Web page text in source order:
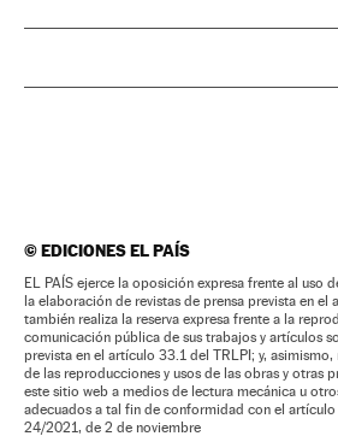
©EDICIONES EL PAÍS
EL PAÍS ejerce la oposición expresa frente al uso
la elaboración de revistas de prensa prevista en el
también realiza la reserva expresa frente a la
comunicación pública de sus trabajos y artículos
prevista en el artículo 33.1 del TRLPI; y, asimismo,
de las reproducciones y usos de las obras y otras
este sitio web a medios de lectura mecánica u
adecuados a tal fin de conformidad con el
24/2021, de 2 de noviembre